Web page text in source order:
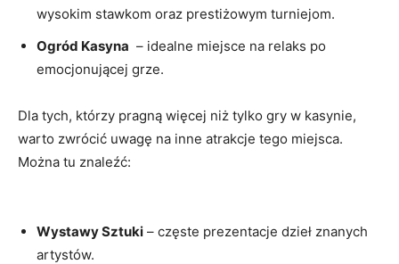
wysokim ​stawkom oraz prestiżowym turniejom.
Ogród Kasyna ⁤ – idealne miejsce na relaks ⁢po
emocjonującej grze.
Dla ​tych, którzy pragną więcej niż tylko gry w kasynie,
⁣warto zwrócić uwagę na inne atrakcje tego miejsca.
Można tu znaleźć:
Wystawy Sztuki – częste prezentacje dzieł znanych
artystów.